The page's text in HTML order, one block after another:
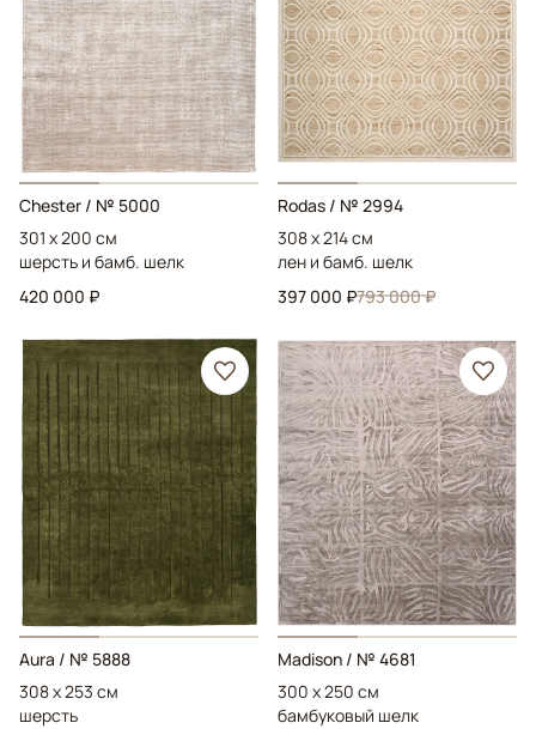
Chester / № 5000
301 x 200 см
шерсть и бамб. шелк
420 000 ₽
Rodas / № 2994
308 x 214 см
лен и бамб. шелк
397 000 ₽793 000 ₽
Aura / № 5888
308 x 253 см
шерсть
Madison / № 4681
300 x 250 см
бамбуковый шелк